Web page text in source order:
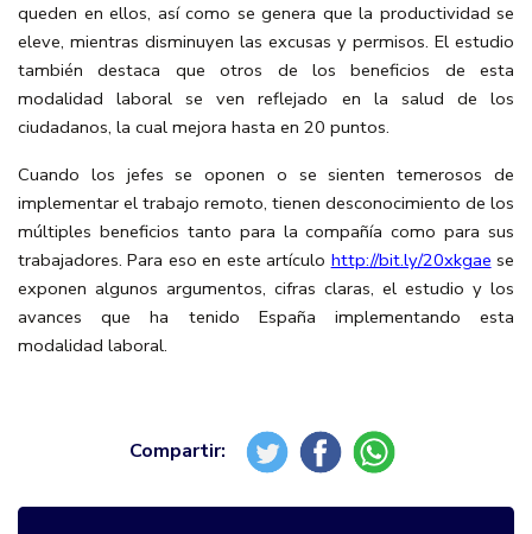
queden en ellos, así como se genera que la productividad se
eleve, mientras disminuyen las excusas y permisos. El estudio
también destaca que otros de los beneficios de esta
modalidad laboral se ven reflejado en la salud de los
ciudadanos, la cual mejora hasta en 20 puntos.
Cuando los jefes se oponen o se sienten temerosos de
implementar el trabajo remoto, tienen desconocimiento de los
múltiples beneficios tanto para la compañía como para sus
trabajadores. Para eso en este artículo http://bit.ly/20xkgae se
exponen algunos argumentos, cifras claras, el estudio y los
avances que ha tenido España implementando esta
modalidad laboral.